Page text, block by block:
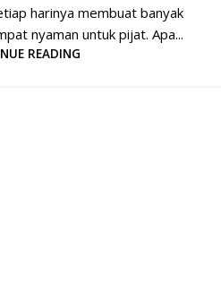
harinya membuat banyak
nyaman untuk pijat. Apa...
READING